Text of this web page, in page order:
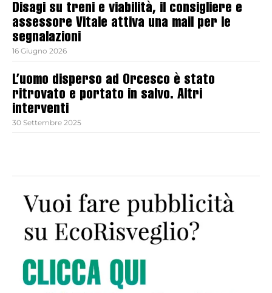
Disagi su treni e viabilità, il consigliere e
assessore Vitale attiva una mail per le
segnalazioni
16 Giugno 2026
L’uomo disperso ad Orcesco è stato
ritrovato e portato in salvo. Altri
interventi
30 Settembre 2025